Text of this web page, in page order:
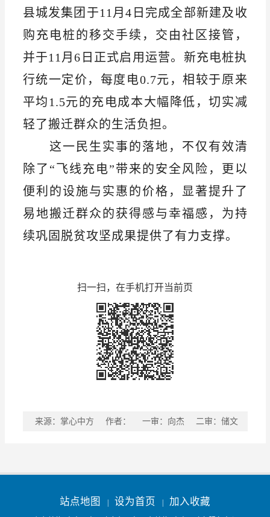
县城发集团于11月4日完成全部新建及收
购充电桩的移交手续，交由社区接管，
并于11月6日正式启用运营。新充电桩执
行统一定价，每度电0.7元，相较于原来
平均1.5元的充电成本大幅降低，切实减
轻了搬迁群众的生活负担。
这一民生实事的落地，不仅有效清
除了 “飞线充电”带来的安全风险，更以
便利的设施与实惠的价格，显著提升了
易地搬迁群众的获得感与幸福感，为持
续巩固脱贫攻坚成果提供了有力支撑。
扫一扫，在手机打开当前页
来源：掌心中方 作者： 一审：向杰 二审：储文
站点地图 | 设为首页 | 加入收藏